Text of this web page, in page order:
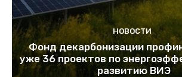
НОВОСТИ
Фонд декарбонизации
уже 36 проектов по
развитию ВИЭ